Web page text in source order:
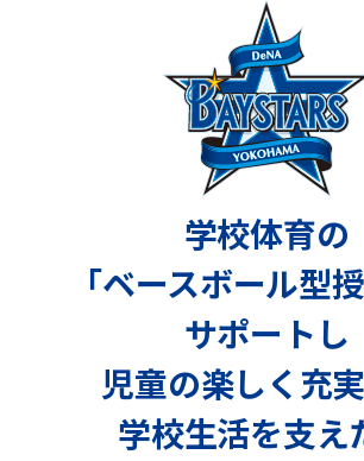
学校体育の
「ベースボール型
サポートし
児童の楽しく充
学校生活を支え